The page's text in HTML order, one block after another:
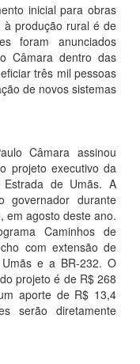
inicial para obras
à produção rural é de
foram anunciados
Câmara dentro das
três mil pessoas
de novos sistemas
Câmara assinou
projeto executivo da
de Umãs. A
governador durante
em agosto deste ano.
Caminhos de
com extensão de
e a BR-232. O
projeto é de R$ 268
aporte de R$ 13,4
serão diretamente